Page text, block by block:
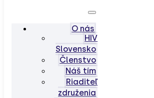
O nás
HIV
Slovensko
Členstvo
Náš tím
Riaditeľ
združenia